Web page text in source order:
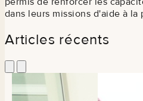
dans leurs missions d'aide à la
Articles récents